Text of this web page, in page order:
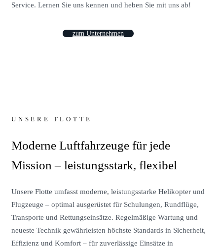
Service. Lernen Sie uns kennen und heben Sie mit uns ab!
zum Unternehmen
UNSERE FLOTTE
Moderne Luftfahrzeuge für jede
Mission – leistungsstark, flexibel
Unsere Flotte umfasst moderne, leistungsstarke Helikopter und
Flugzeuge – optimal ausgerüstet für Schulungen, Rundflüge,
Transporte und Rettungseinsätze. Regelmäßige Wartung und
neueste Technik gewährleisten höchste Standards in Sicherheit,
Effizienz und Komfort – für zuverlässige Einsätze in